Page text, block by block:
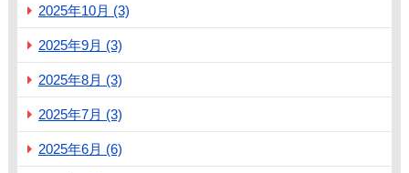
2025年10月 (3)
2025年9月 (3)
2025年8月 (3)
2025年7月 (3)
2025年6月 (6)